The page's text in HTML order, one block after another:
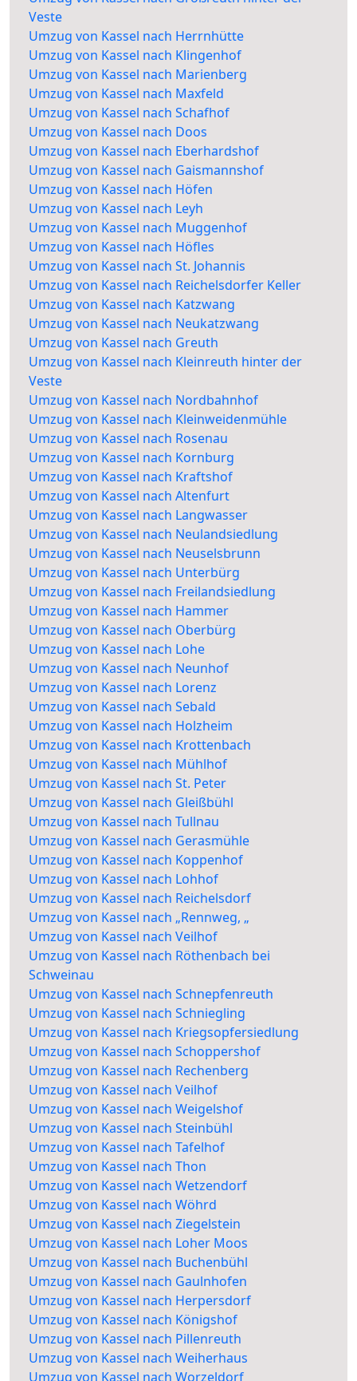
Veste
Umzug von Kassel nach Herrnhütte
Umzug von Kassel nach Klingenhof
Umzug von Kassel nach Marienberg
Umzug von Kassel nach Maxfeld
Umzug von Kassel nach Schafhof
Umzug von Kassel nach Doos
Umzug von Kassel nach Eberhardshof
Umzug von Kassel nach Gaismannshof
Umzug von Kassel nach Höfen
Umzug von Kassel nach Leyh
Umzug von Kassel nach Muggenhof
Umzug von Kassel nach Höfles
Umzug von Kassel nach St. Johannis
Umzug von Kassel nach Reichelsdorfer Keller
Umzug von Kassel nach Katzwang
Umzug von Kassel nach Neukatzwang
Umzug von Kassel nach Greuth
Umzug von Kassel nach Kleinreuth hinter der
Veste
Umzug von Kassel nach Nordbahnhof
Umzug von Kassel nach Kleinweidenmühle
Umzug von Kassel nach Rosenau
Umzug von Kassel nach Kornburg
Umzug von Kassel nach Kraftshof
Umzug von Kassel nach Altenfurt
Umzug von Kassel nach Langwasser
Umzug von Kassel nach Neulandsiedlung
Umzug von Kassel nach Neuselsbrunn
Umzug von Kassel nach Unterbürg
Umzug von Kassel nach Freilandsiedlung
Umzug von Kassel nach Hammer
Umzug von Kassel nach Oberbürg
Umzug von Kassel nach Lohe
Umzug von Kassel nach Neunhof
Umzug von Kassel nach Lorenz
Umzug von Kassel nach Sebald
Umzug von Kassel nach Holzheim
Umzug von Kassel nach Krottenbach
Umzug von Kassel nach Mühlhof
Umzug von Kassel nach St. Peter
Umzug von Kassel nach Gleißbühl
Umzug von Kassel nach Tullnau
Umzug von Kassel nach Gerasmühle
Umzug von Kassel nach Koppenhof
Umzug von Kassel nach Lohhof
Umzug von Kassel nach Reichelsdorf
Umzug von Kassel nach „Rennweg, „
Umzug von Kassel nach Veilhof
Umzug von Kassel nach Röthenbach bei
Schweinau
Umzug von Kassel nach Schnepfenreuth
Umzug von Kassel nach Schniegling
Umzug von Kassel nach Kriegsopfersiedlung
Umzug von Kassel nach Schoppershof
Umzug von Kassel nach Rechenberg
Umzug von Kassel nach Veilhof
Umzug von Kassel nach Weigelshof
Umzug von Kassel nach Steinbühl
Umzug von Kassel nach Tafelhof
Umzug von Kassel nach Thon
Umzug von Kassel nach Wetzendorf
Umzug von Kassel nach Wöhrd
Umzug von Kassel nach Ziegelstein
Umzug von Kassel nach Loher Moos
Umzug von Kassel nach Buchenbühl
Umzug von Kassel nach Gaulnhofen
Umzug von Kassel nach Herpersdorf
Umzug von Kassel nach Königshof
Umzug von Kassel nach Pillenreuth
Umzug von Kassel nach Weiherhaus
Umzug von Kassel nach Worzeldorf